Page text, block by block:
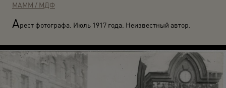
МАММ / МДФ
Арест фотографа. Июль 1917 года. Неизвестный автор.